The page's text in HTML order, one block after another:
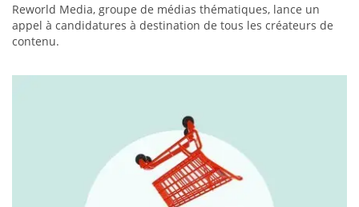
Reworld Media, groupe de médias thématiques, lance un
appel à candidatures à destination de tous les créateurs de
contenu.